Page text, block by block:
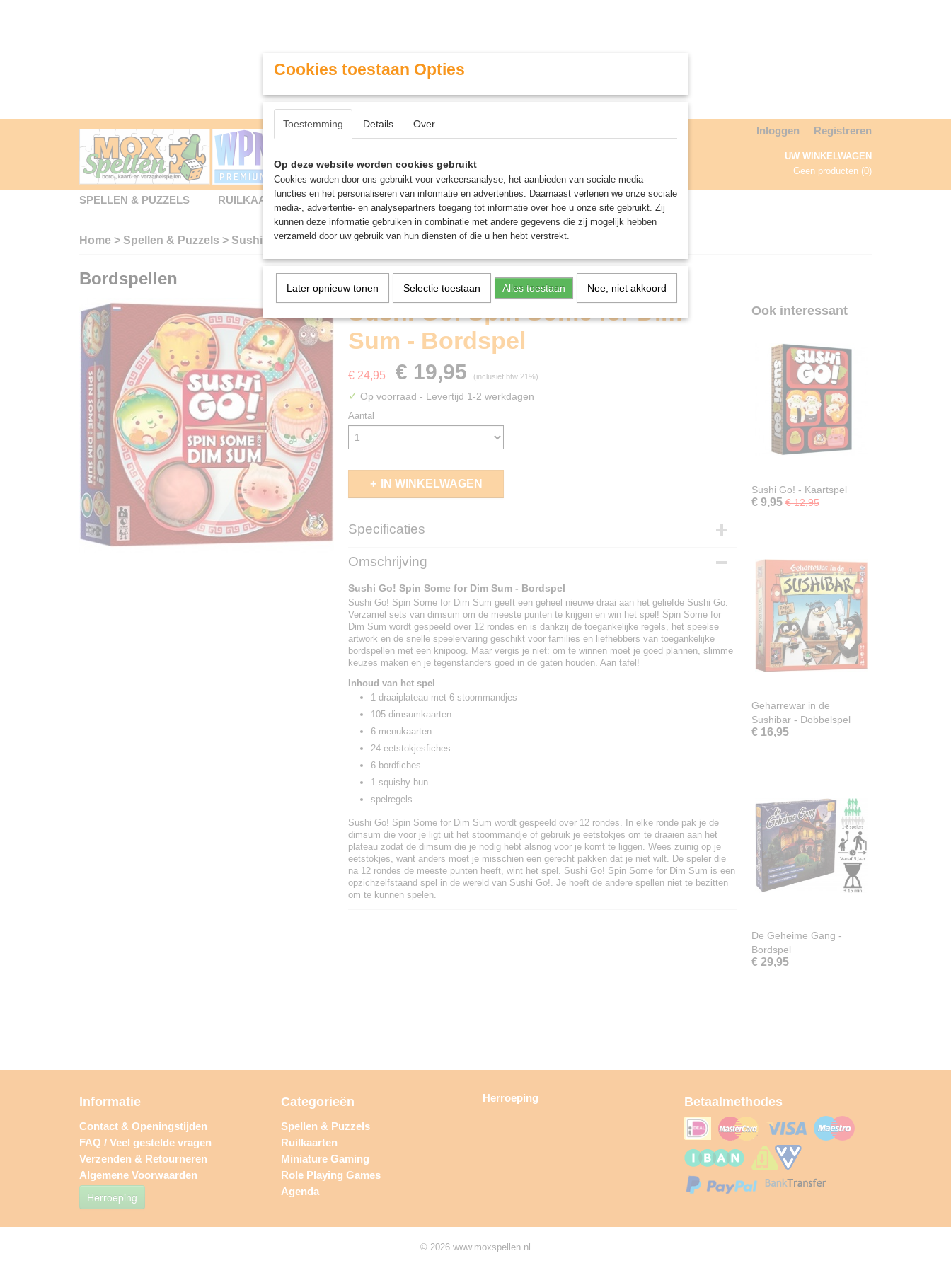
Contact & Openingstijden Inloggen Registreren
UW WINKELWAGEN
Geen producten (0)
SPELLEN & PUZZELS RUILKAARTEN MINIATURE GAMING ROLE PLAYING GAMES AGENDA
Home > Spellen & Puzzels > Sushi Go! Spin Some for Dim Sum - Bordspel
Bordspellen
Sushi Go! Spin Some for Dim
Sum - Bordspel
€ 24,95 € 19,95 (inclusief btw 21%)
✓ Op voorraad - Levertijd 1-2 werkdagen
Aantal
IN WINKELWAGEN
Specificaties
EAN code
Omschrijving
Sushi Go! Spin Some for Dim Sum - Bordspel
Sushi Go! Spin Some for Dim Sum geeft een geheel nieuwe draai aan het geliefde Sushi Go.
Verzamel sets van dimsum om de meeste punten te krijgen en win het spel! Spin Some for
Dim Sum wordt gespeeld over 12 rondes en is dankzij de toegankelijke regels, het speelse
artwork en de snelle speelervaring geschikt voor families en liefhebbers van toegankelijke
bordspellen met een knipoog. Maar vergis je niet: om te winnen moet je goed plannen, slimme
keuzes maken en je tegenstanders goed in de gaten houden. Aan tafel!
Inhoud van het spel
1 draaiplateau met 6 stoommandjes
105 dimsumkaarten
6 menukaarten
24 eetstokjesfiches
6 bordfiches
1 squishy bun
spelregels
Sushi Go! Spin Some for Dim Sum wordt gespeeld over 12 rondes. In elke ronde pak je de
dimsum die voor je ligt uit het stoommandje of gebruik je eetstokjes om te draaien aan het
plateau zodat de dimsum die je nodig hebt alsnog voor je komt te liggen. Wees zuinig op je
eetstokjes, want anders moet je misschien een gerecht pakken dat je niet wilt. De speler die
na 12 rondes de meeste punten heeft, wint het spel. Sushi Go! Spin Some for Dim Sum is een
opzichzelfstaand spel in de wereld van Sushi Go!. Je hoeft de andere spellen niet te bezitten
om te kunnen spelen.
Ook interessant
Sushi Go! - Kaartspel
€ 9,95 € 12,95
Geharrewar in de
Sushibar - Dobbelspel
€ 16,95
De Geheime Gang -
Bordspel
€ 29,95
Informatie
Contact & Openingstijden
FAQ / Veel gestelde vragen
Verzenden & Retourneren
Algemene Voorwaarden
Herroeping
Categorieën
Spellen & Puzzels
Ruilkaarten
Miniature Gaming
Role Playing Games
Agenda
Herroeping Betaalmethodes
© 2026 www.moxspellen.nl
Cookies toestaan Opties
Toestemming Details Over
Op deze website worden cookies gebruikt
Cookies worden door ons gebruikt voor verkeersanalyse, het aanbieden van sociale media-
functies en het personaliseren van informatie en advertenties. Daarnaast verlenen we onze sociale
media-, advertentie- en analysepartners toegang tot informatie over hoe u onze site gebruikt. Zij
kunnen deze informatie gebruiken in combinatie met andere gegevens die zij mogelijk hebben
verzameld door uw gebruik van hun diensten of die u hen hebt verstrekt.
Later opnieuw tonen Selectie toestaan Alles toestaan Nee, niet akkoord